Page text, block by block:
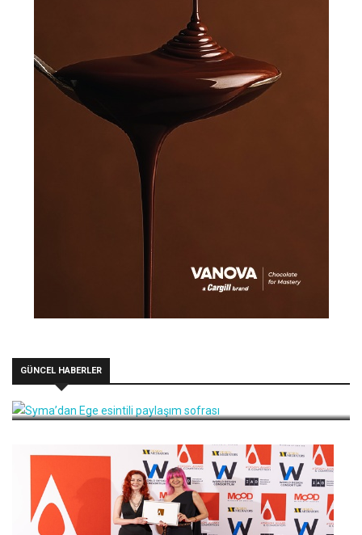
GÜNCEL HABERLER
Syma’dan Ege esintili paylaşım sofrası